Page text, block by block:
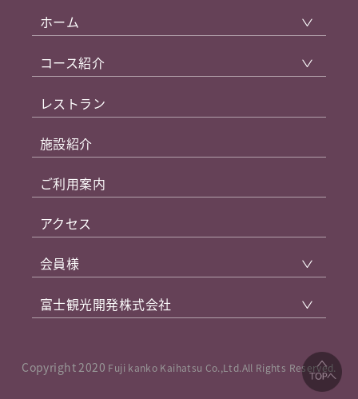
ホーム
コース紹介
レストラン
施設紹介
ご利用案内
アクセス
会員様
富士観光開発株式会社
Copyright 2020 Fuji kanko Kaihatsu Co.,Ltd.All Rights Reserved.